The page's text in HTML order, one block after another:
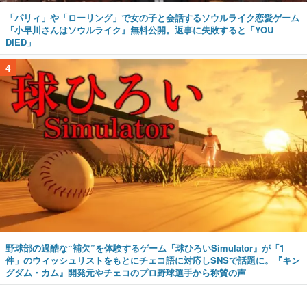
「パリィ」や「ローリング」で女の子と会話するソウルライク恋愛ゲーム
『小早川さんはソウルライク』無料公開。返事に失敗すると「YOU
DIED」
4
野球部の過酷な“補欠”を体験するゲーム『球ひろいSimulator』が「1
件」のウィッシュリストをもとにチェコ語に対応しSNSで話題に。『キン
グダム・カム』開発元やチェコのプロ野球選手から称賛の声